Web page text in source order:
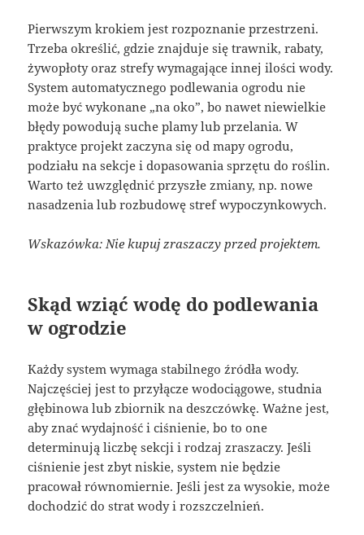
Pierwszym krokiem jest rozpoznanie przestrzeni.
Trzeba określić, gdzie znajduje się trawnik, rabaty,
żywopłoty oraz strefy wymagające innej ilości wody.
System automatycznego podlewania ogrodu nie
może być wykonane „na oko”, bo nawet niewielkie
błędy powodują suche plamy lub przelania. W
praktyce projekt zaczyna się od mapy ogrodu,
podziału na sekcje i dopasowania sprzętu do roślin.
Warto też uwzględnić przyszłe zmiany, np. nowe
nasadzenia lub rozbudowę stref wypoczynkowych.
Wskazówka: Nie kupuj zraszaczy przed projektem.
Skąd wziąć wodę do podlewania
w ogrodzie
Każdy system wymaga stabilnego źródła wody.
Najczęściej jest to przyłącze wodociągowe, studnia
głębinowa lub zbiornik na deszczówkę. Ważne jest,
aby znać wydajność i ciśnienie, bo to one
determinują liczbę sekcji i rodzaj zraszaczy. Jeśli
ciśnienie jest zbyt niskie, system nie będzie
pracował równomiernie. Jeśli jest za wysokie, może
dochodzić do strat wody i rozszczelnień.